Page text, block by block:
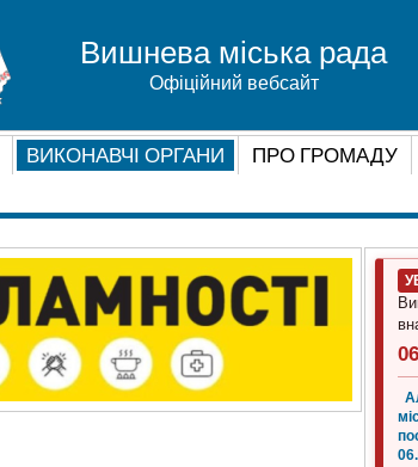
ВИКОНАВЧІ ОРГАНИ ПРО ГРОМАДУ
Вишнева міська рада
Офіційний вебсайт